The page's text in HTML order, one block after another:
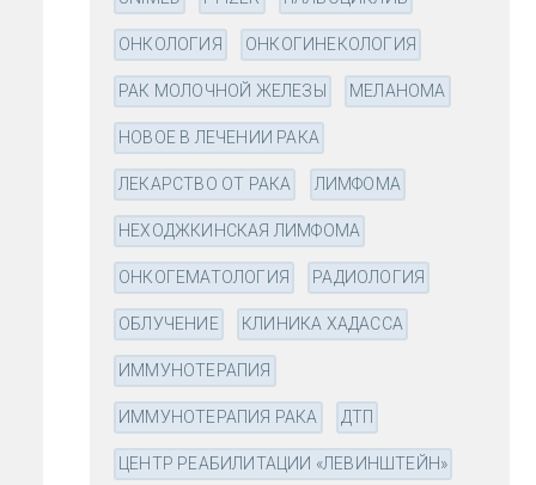
ОНКОЛОГИЯ ОНКОГИНЕКОЛОГИЯ
РАК МОЛОЧНОЙ ЖЕЛЕЗЫ МЕЛАНОМА
НОВОЕ В ЛЕЧЕНИИ РАКА
ЛЕКАРСТВО ОТ РАКА ЛИМФОМА
НЕХОДЖКИНСКАЯ ЛИМФОМА
ОНКОГЕМАТОЛОГИЯ РАДИОЛОГИЯ
ОБЛУЧЕНИЕ КЛИНИКА ХАДАССА
ИММУНОТЕРАПИЯ
ИММУНОТЕРАПИЯ РАКА ДТП
ЦЕНТР РЕАБИЛИТАЦИИ «ЛЕВИНШТЕЙН»